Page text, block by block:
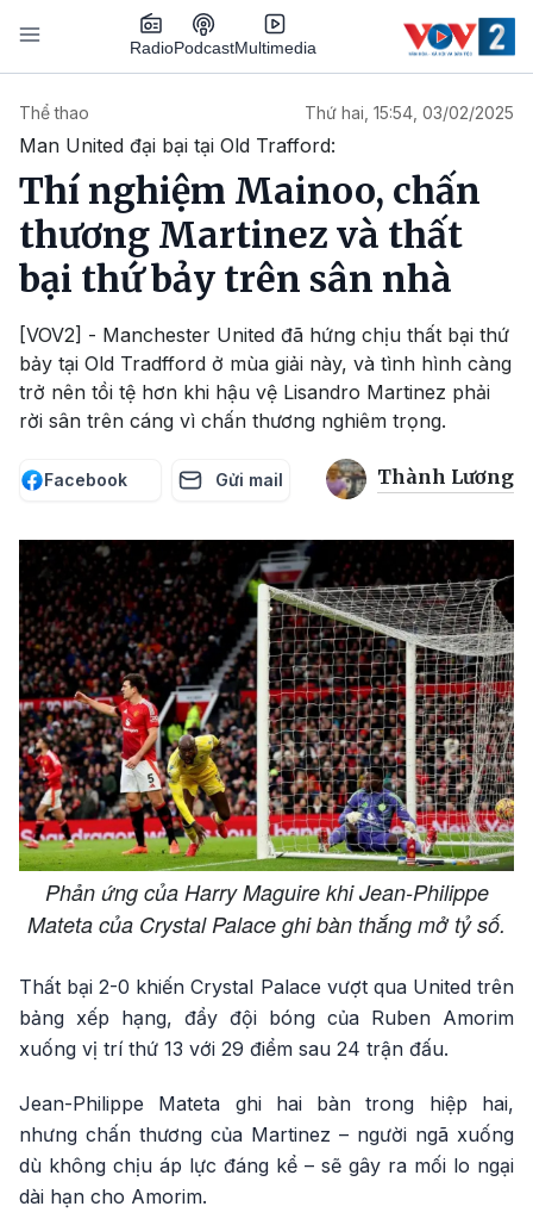
Nhảy đến nội dung
RadioPodcastMultimedia
Thể thao Thứ hai, 15:54, 03/02/2025
Man United đại bại tại Old Trafford:
Thí nghiệm Mainoo, chấn
thương Martinez và thất
bại thứ bảy trên sân nhà
[VOV2] - Manchester United đã hứng chịu thất bại thứ
bảy tại Old Tradfford ở mùa giải này, và tình hình càng
trở nên tồi tệ hơn khi hậu vệ Lisandro Martinez phải
rời sân trên cáng vì chấn thương nghiêm trọng.
Facebook Gửi mail Thành Lương
Phản ứng của Harry Maguire khi Jean-Philippe
Mateta của Crystal Palace ghi bàn thắng mở tỷ số.
Thất bại 2-0 khiến Crystal Palace vượt qua United trên
bảng xếp hạng, đẩy đội bóng của Ruben Amorim
xuống vị trí thứ 13 với 29 điểm sau 24 trận đấu.
Jean-Philippe Mateta ghi hai bàn trong hiệp hai,
nhưng chấn thương của Martinez – người ngã xuống
dù không chịu áp lực đáng kể – sẽ gây ra mối lo ngại
dài hạn cho Amorim.